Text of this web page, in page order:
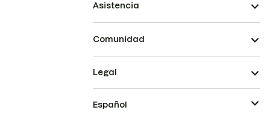
Asistencia
Comunidad
Legal
Español